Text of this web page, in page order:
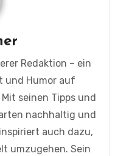
Redaktion – ein
und Humor auf
seinen Tipps und
nachhaltig und
auch dazu,
umzugehen. Sein